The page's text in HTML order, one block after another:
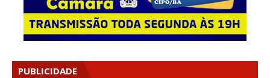
PUBLICIDADE